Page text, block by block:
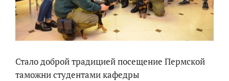
Стало доброй традицией посещение Пермской
таможни студентами кафедры